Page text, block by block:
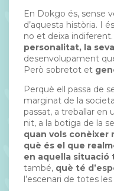
En Dokgo és, sense
d’aquesta història. I
no et deixa indiferent.
personalitat, la
desenvolupament
Però sobretot et
Perquè ell passa de
marginat de la
passat, a treballar en
nit, a la botiga de la
quan vols conèixer
què és el que
en aquella
també, què té
l’escenari de totes